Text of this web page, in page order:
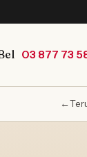
03 877 73
←